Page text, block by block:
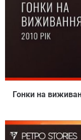
Гонки на